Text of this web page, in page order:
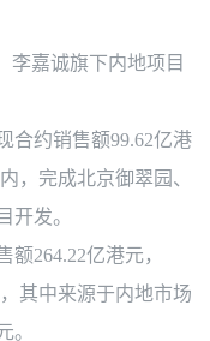
李嘉诚旗下内地项目
合约销售额99.62亿港
，完成北京御翠园、
开发。
额264.22亿港元，
其中来源于内地市场
。